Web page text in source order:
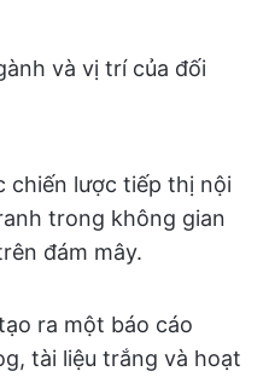
và vị trí của đối
chiến lược tiếp thị nội
trong không gian
đám mây.
ra một báo cáo
tài liệu trắng và hoạt